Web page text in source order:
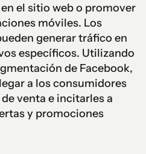
el sitio web o promover
móviles. Los
generar tráfico en
específicos. Utilizando
de Facebook,
a los consumidores
venta e incitarles a
y promociones